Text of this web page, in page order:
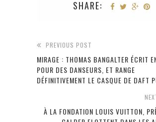
SHARE:
PREVIOUS POST
MIRAGE : THOMAS BANGALTER ÉCRIT
POUR DES DANSEURS, ET RANGE
DÉFINITIVEMENT LE CASQUE DE DAFT
À LA FONDATION LOUIS VUITTON,